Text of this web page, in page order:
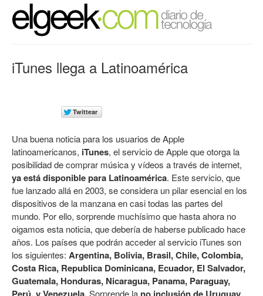
iTunes llega a Latinoamérica
Una buena noticia para los usuarios de Apple
latinoamericanos, iTunes, el servicio de Apple que otorga la
posibilidad de comprar música y vídeos a través de internet,
ya está disponible para Latinoamérica. Este servicio, que
fue lanzado allá en 2003, se considera un pilar esencial en los
dispositivos de la manzana en casi todas las partes del
mundo. Por ello, sorprende muchísimo que hasta ahora no
oigamos esta noticia, que debería de haberse publicado hace
años. Los países que podrán acceder al servicio iTunes son
los siguientes: Argentina, Bolivia, Brasil, Chile, Colombia,
Costa Rica, Republica Dominicana, Ecuador, El Salvador,
Guatemala, Honduras, Nicaragua, Panama, Paraguay,
Sorprende la
,